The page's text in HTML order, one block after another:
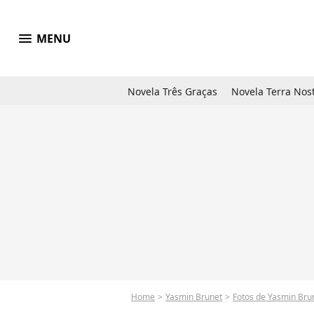
menu MENU
Novela Três Graças Novela Terra
Home Yasmin Brunet Fotos de Yasmin